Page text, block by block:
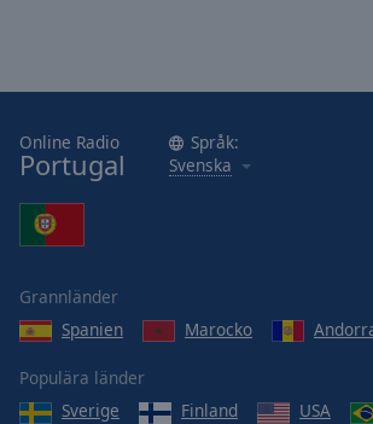
Online Radio
Portugal
Språk:
Svenska
Grannländer
Spanien
Marocko
Populära länder
Sverige
Finland USA